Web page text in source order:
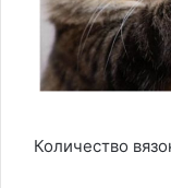
Количество